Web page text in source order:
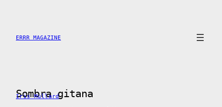
contenido
ERRR MAGAZINE
Sombra gitana
Iris Mullard